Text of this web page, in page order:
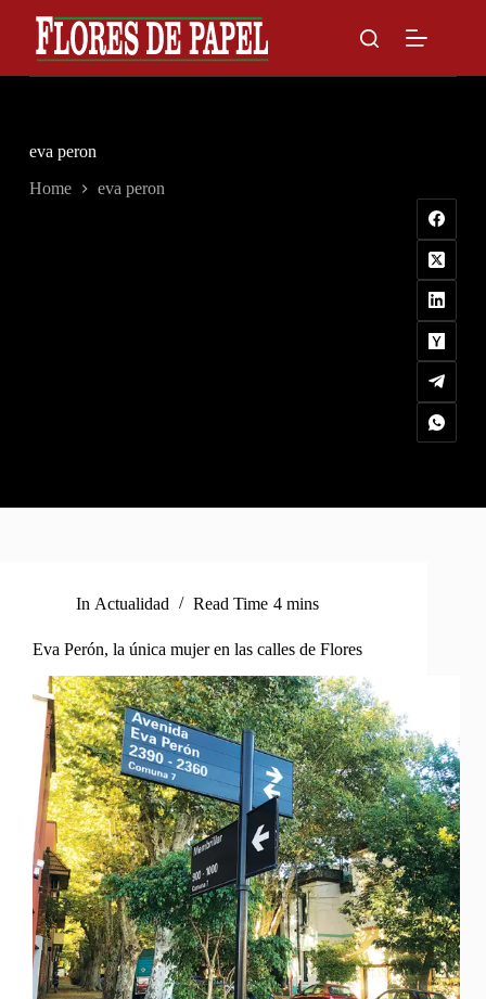
content
eva peron
Home eva peron
In Actualidad Read Time 4 mins
Eva Perón, la única mujer en las calles de Flores